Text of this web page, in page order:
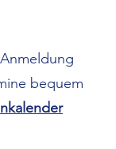
bequem